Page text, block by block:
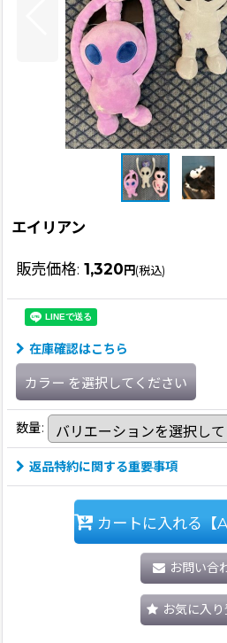
エイリアン
販売価格: 1,320円(税込)
在庫確認はこちら
カラー を選択してください
数量:
返品特約に関する重要事項
カートに入れる【
お問い合
お気に入